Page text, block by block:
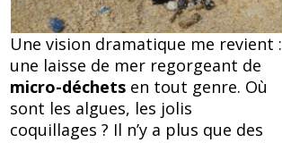
Une vision dramatique me revient :
une laisse de mer regorgeant de
micro-déchets en tout genre. Où
sont les algues, les jolis
coquillages ? Il n’y a plus que des